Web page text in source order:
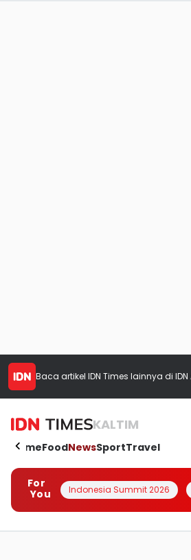
Baca artikel IDN Times lainnya di IDN
KALTIM
HomeFoodNewsSportTravel
For
You
Indonesia Summit 2026